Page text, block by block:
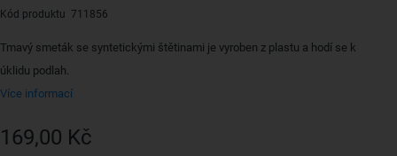
Kód produktu 711856
Tmavý smeták se syntetickými štětinami je vyroben z plastu a hodí se k
úklidu podlah.
Více informací
169,00 Kč